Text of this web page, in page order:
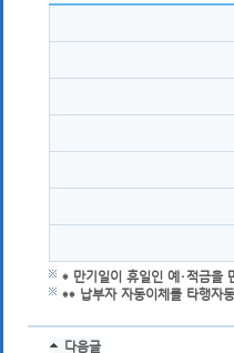
* 만기일이 휴일인 예・적금을
** 납부자 자동이체를 타행자
다음글